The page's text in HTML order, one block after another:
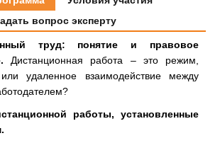
вопрос эксперту
труд: понятие и правовое
Дистанционная работа – это режим,
удаленное взаимодействие между
работы, установленные